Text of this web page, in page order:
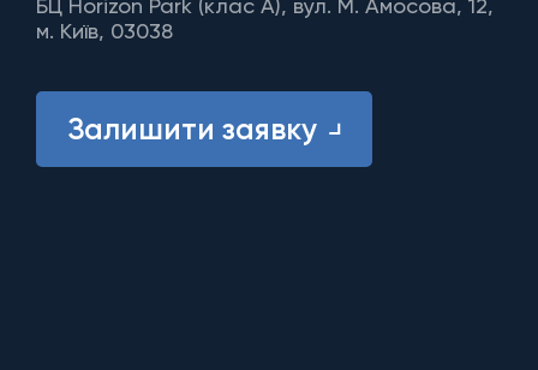
БЦ Horizon Park (клас A), вул. М. Амосова, 12,
м. Київ, 03038
Залишити заявку